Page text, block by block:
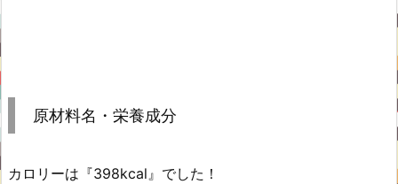
原材料名・栄養成分
カロリーは『398kcal』でした！